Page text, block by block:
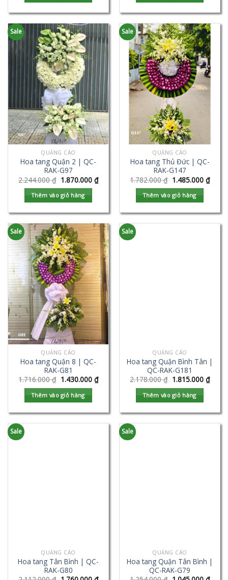
Sale
QUẢNG CÁO
Hoa tang Quận 2 | QC-
RAK-G97
2.244.000₫ 1.870.000 ₫
Thêm vào giỏ hàng
Sale
QUẢNG CÁO
Hoa tang Thủ Đức | QC-
RAK-G147
1.782.000₫ 1.485.000 ₫
Thêm vào giỏ hàng
Sale
QUẢNG CÁO
Hoa tang Quận 8 | QC-
RAK-G81
1.716.000₫ 1.430.000 ₫
Thêm vào giỏ hàng
Sale
QUẢNG CÁO
Hoa tang Quận Bình Tân |
QC-RAK-G181
2.178.000₫ 1.815.000 ₫
Thêm vào giỏ hàng
Sale
QUẢNG CÁO
Hoa tang Tân Bình | QC-
RAK-G80
Sale
QUẢNG CÁO
Hoa tang Quận Tân Bình |
QC-RAK-G79